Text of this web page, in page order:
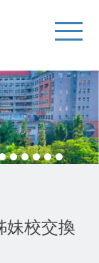
妹校交換